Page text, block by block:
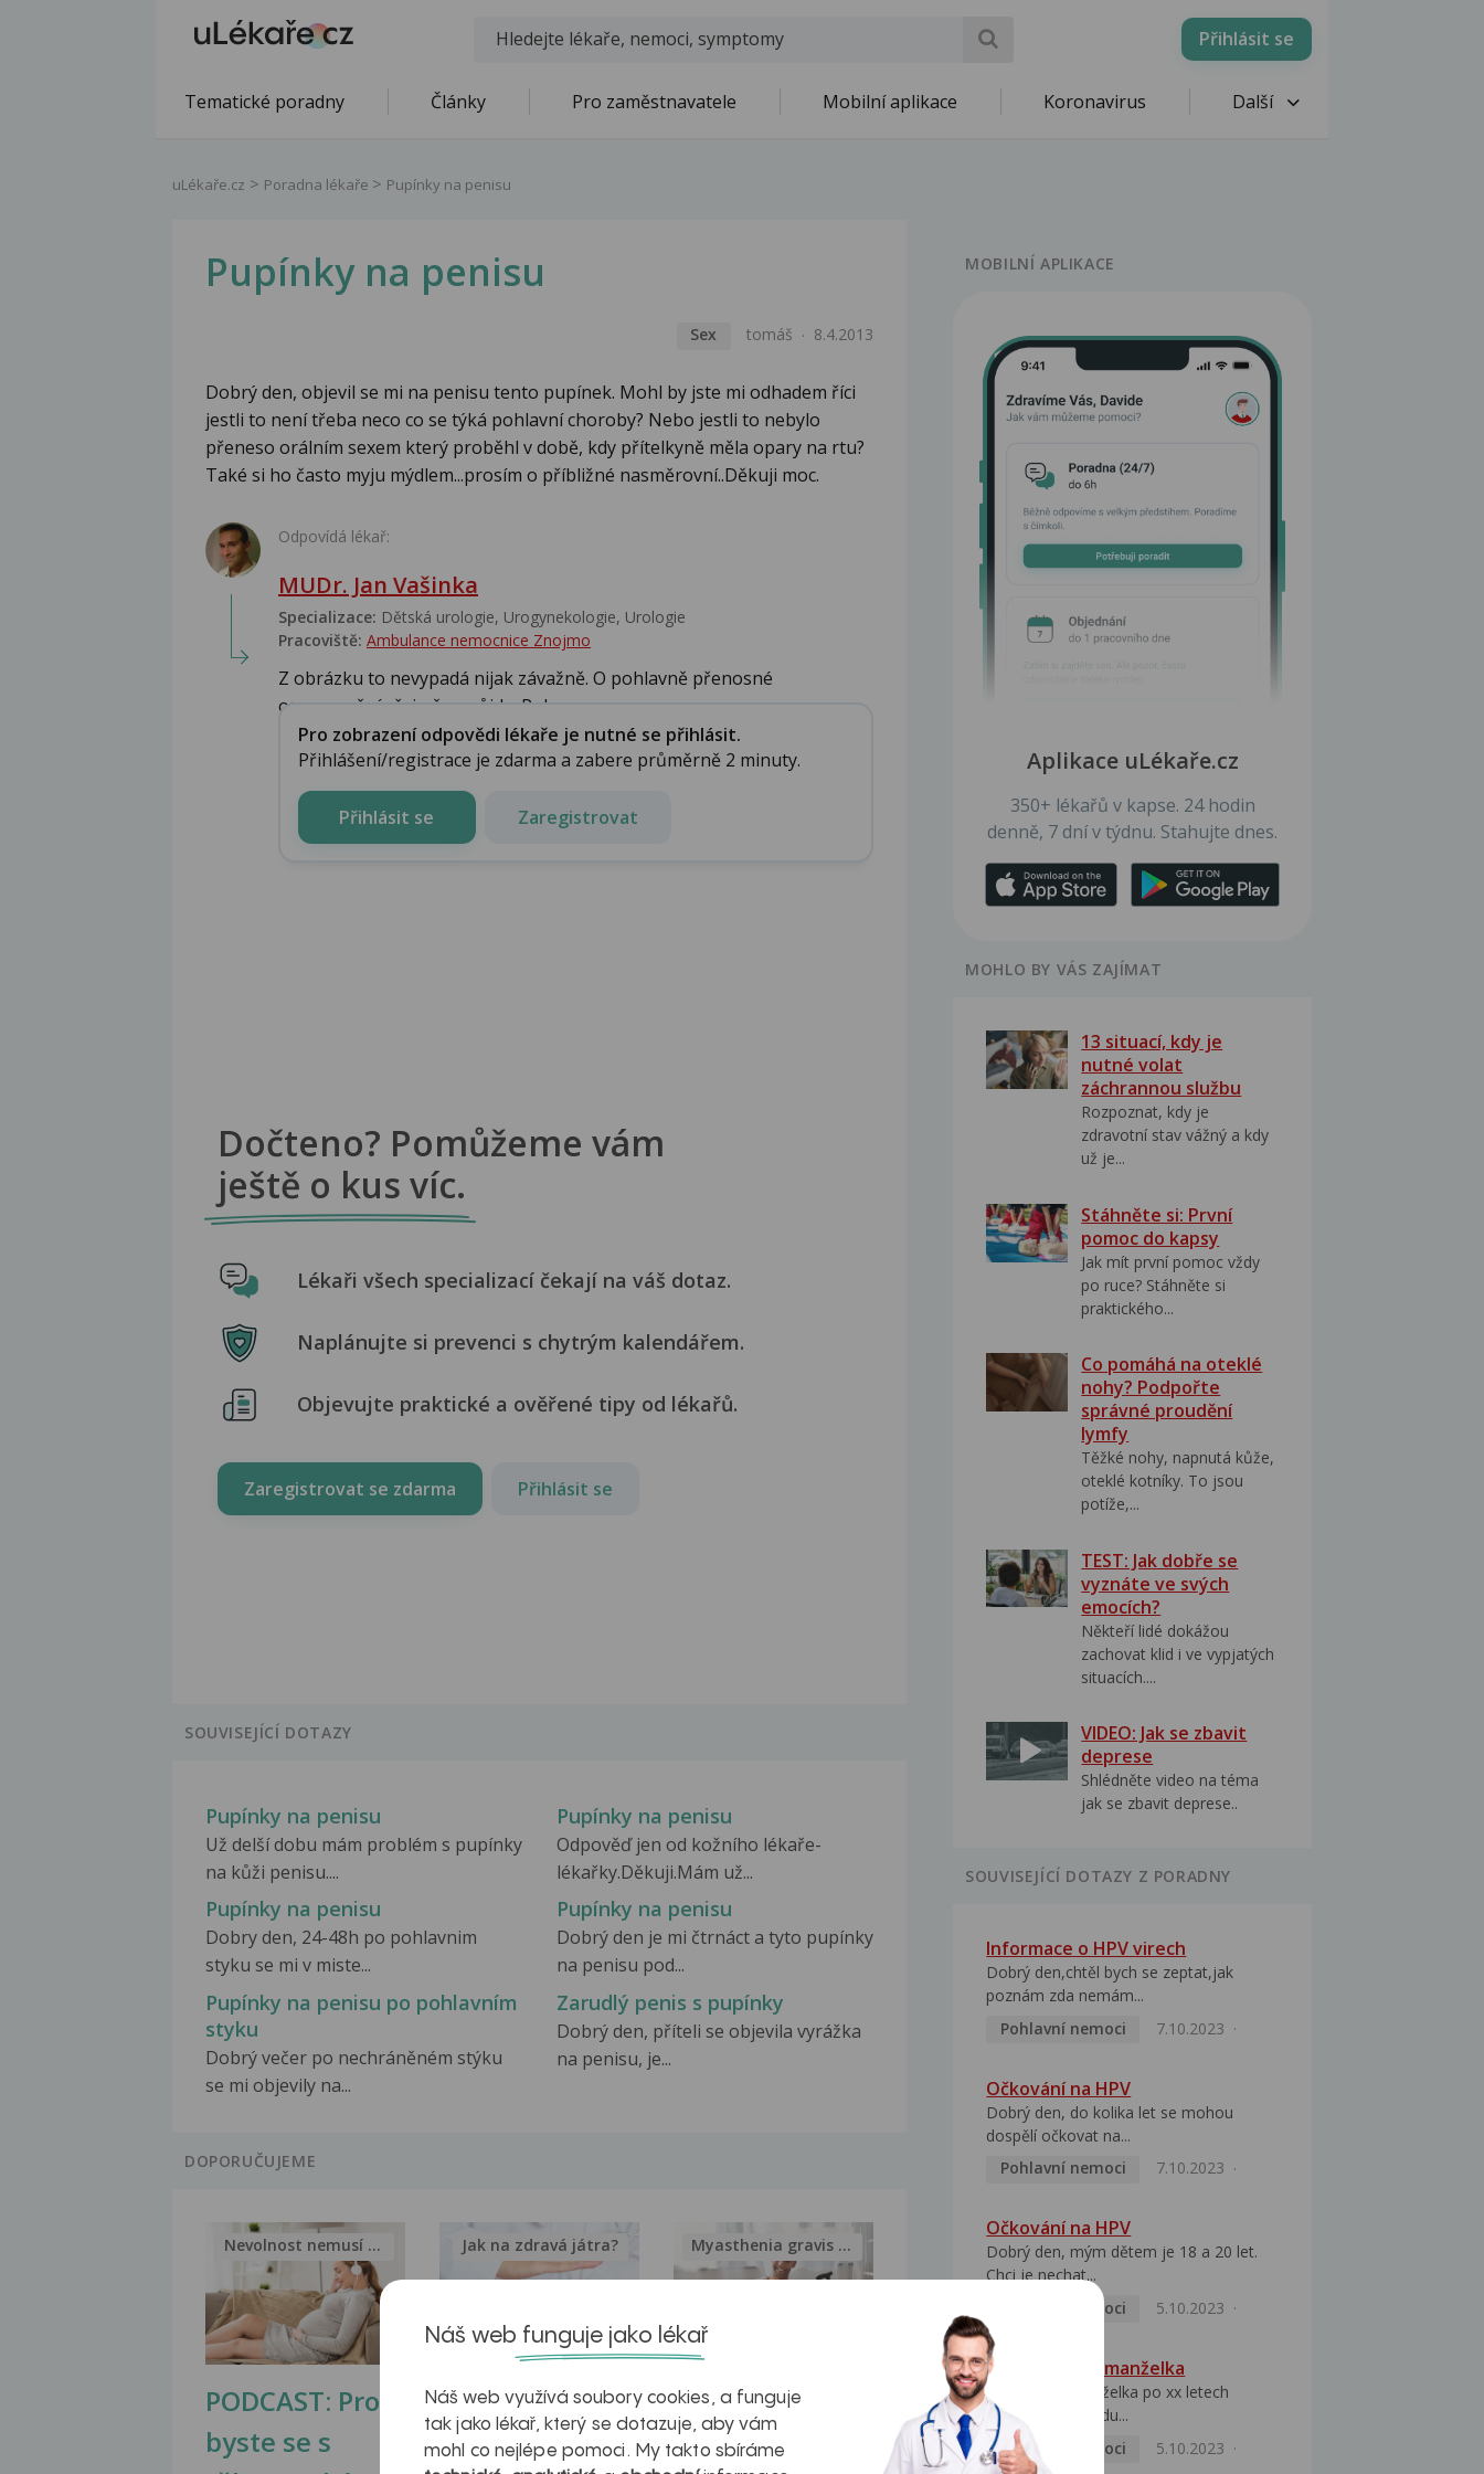
Přihlásit se
Tematické poradny Články Pro zaměstnavatele Mobilní aplikace Koronavirus Další
uLékaře.cz Poradna lékaře Pupínky na penisu
Pupínky na penisu
Sex tomáš 8.4.2013
Dobrý den, objevil se mi na penisu tento pupínek. Mohl by jste mi odhadem říci
jestli to není třeba neco co se týká pohlavní choroby? Nebo jestli to nebylo
přeneso orálním sexem který proběhl v době, kdy přítelkyně měla opary na rtu?
Také si ho často myju mýdlem...prosím o příbližné nasměrovní..Děkuji moc.
Odpovídá lékař:
MUDr. Jan Vašinka
Specializace: Dětská urologie, Urogynekologie, Urologie‎
Pracoviště: Ambulance nemocnice Znojmo
Z obrázku to nevypadá nijak závažně. O pohlavně přenosné
onemocnění zřejmě nepůjde. Pok...
Pro zobrazení odpovědi lékaře je nutné se přihlásit.
Přihlášení/registrace je zdarma a zabere průměrně 2 minuty.
Přihlásit se Zaregistrovat
Dočteno? Pomůžeme vám
ještě o kus víc.
Lékaři všech specializací čekají na váš dotaz.
Naplánujte si prevenci s chytrým kalendářem.
Objevujte praktické a ověřené tipy od lékařů.
Zaregistrovat se zdarma Přihlásit se
SOUVISEJÍCÍ DOTAZY
Pupínky na penisu
Už delší dobu mám problém s pupínky
na kůži penisu....
Pupínky na penisu
Odpověď jen od kožního lékaře-
lékařky.Děkuji.Mám už...
Pupínky na penisu
Dobry den, 24-48h po pohlavnim
styku se mi v miste...
Pupínky na penisu
Dobrý den je mi čtrnáct a tyto pupínky
na penisu pod...
Pupínky na penisu po pohlavním
styku
Dobrý večer po nechráněném stýku
se mi objevily na...
Zarudlý penis s pupínky
Dobrý den, příteli se objevila vyrážka
na penisu, je...
DOPORUČUJEME
PODCAST: Proč
byste se s
Nevolnost nemusí být nutnou...
Ztukovatění
jater v datech a
Jak na zdravá játra?
Inovativní
léčba
Myasthenia gravis – vše, co...
MOBILNÍ APLIKACE
Aplikace uLékaře.cz
350+ lékařů v kapse. 24 hodin
denně, 7 dní v týdnu. Stahujte dnes.
MOHLO BY VÁS ZAJÍMAT
13 situací, kdy je
nutné volat
záchrannou službu
Rozpoznat, kdy je
zdravotní stav vážný a kdy
už je...
Stáhněte si: První
pomoc do kapsy
Jak mít první pomoc vždy
po ruce? Stáhněte si
praktického...
Co pomáhá na oteklé
nohy? Podpořte
správné proudění
lymfy
Těžké nohy, napnutá kůže,
oteklé kotníky. To jsou
potíže,...
TEST: Jak dobře se
vyznáte ve svých
emocích?
Někteří lidé dokážou
zachovat klid i ve vypjatých
situacích....
VIDEO: Jak se zbavit
deprese
Shlédněte video na téma
jak se zbavit deprese..
SOUVISEJÍCÍ DOTAZY Z PORADNY
Informace o HPV virech
Dobrý den,chtěl bych se zeptat,jak
poznám zda nemám...
Pohlavní nemoci
7.10.2023
Očkování na HPV
Dobrý den, do kolika let se mohou
dospělí očkovat na...
Pohlavní nemoci
7.10.2023
Očkování na HPV
Dobrý den, mým dětem je 18 a 20 let.
Chci je nechat...
Pohlavní nemoci
5.10.2023
HPV pozitivní manželka
Dobrý den, manželka po xx letech
přivezla z Východu...
Pohlavní nemoci
5.10.2023
Náš web funguje jako lékař
Náš web využívá soubory cookies, a funguje
tak jako lékař, který se dotazuje, aby vám
mohl co nejlépe pomoci. My takto sbíráme